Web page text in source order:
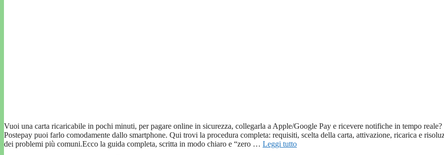
Vuoi una carta ricaricabile in pochi minuti, per pagare online in sicurezza, collegarla a Apple/Google Pay e ricevere notifiche in tempo reale?
Postepay puoi farlo comodamente dallo smartphone. Qui trovi la procedura completa: requisiti, scelta della carta, attivazione, ricarica e
dei problemi più comuni.Ecco la guida completa, scritta in modo chiaro e “zero … Leggi tutto